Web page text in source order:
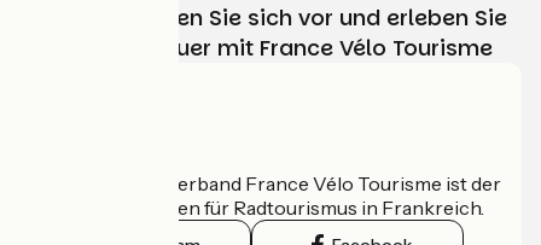
Wählen, bereiten Sie sich vor und erleben Sie
Ihr Radabenteuer mit France Vélo Tourisme
Der nationale Verband France Vélo Tourisme ist der
offizielle Leitfaden für Radtourismus in Frankreich.